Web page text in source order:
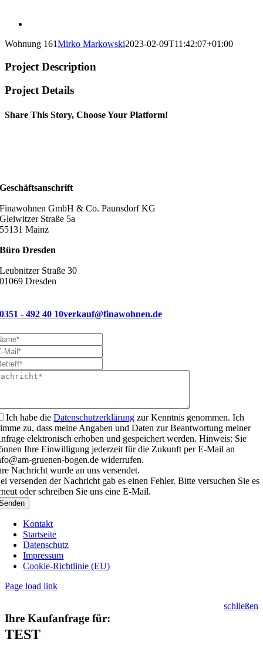
Wohnung 161Mirko Markowski2023-02-09T11:42:07+01:00
Project Description
Project Details
Share This Story, Choose Your Platform!
Geschäftsanschrift
Finawohnen GmbH & Co. Paunsdorf KG
Gleiwitzer Straße 5a
55131 Mainz
Büro Dresden
Leubnitzer Straße 30
01069 Dresden
0351 - 492 40 10verkauf@finawohnen.de
Ich habe dieDatenschutzerklärung zur Kenntnis genommen. Ich
zu, dass meine Angaben und Daten zur Beantwortung meiner
elektronisch erhoben und gespeichert werden. Hinweis: Sie
Ihre Einwilligung jederzeit für die Zukunft per E-Mail an
gruenen-bogen.de widerrufen.
Nachricht wurde an uns versendet.
versenden der Nachricht gab es einen Fehler. Bitte versuchen Sie es
oder schreiben Sie uns eine E-Mail.
Kontakt
Startseite
Datenschutz
Impressum
Cookie-Richtlinie (EU)
Page load link
schließen
Ihre Kaufanfrage für:
TEST